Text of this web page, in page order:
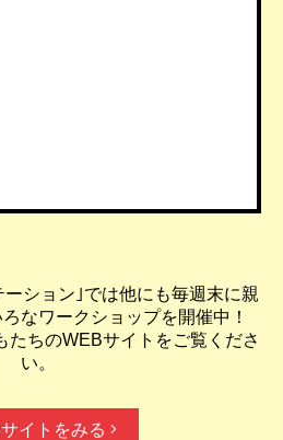
ション｣では他にも毎週末に親
なワークショップを開催中！
たちのWEBサイトをご覧くださ
い。
イトをみる